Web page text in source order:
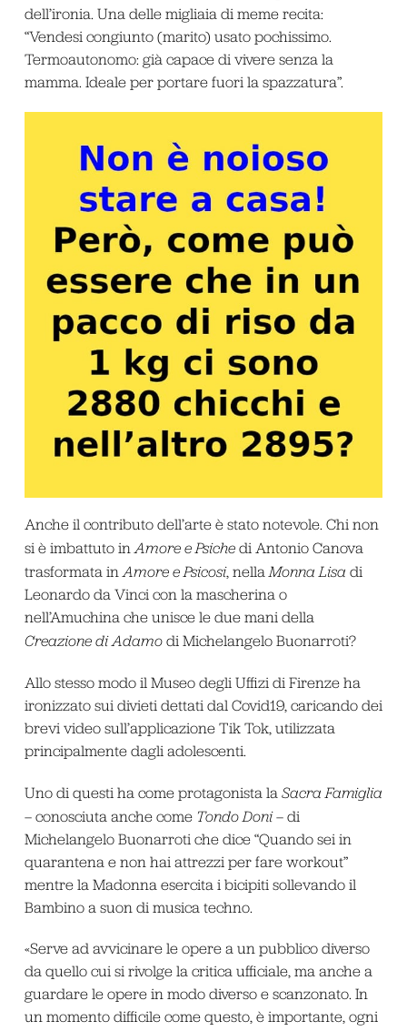
dell’ironia. Una delle migliaia di meme recita:
“Vendesi congiunto (marito) usato pochissimo.
Termoautonomo: già capace di vivere senza la
mamma. Ideale per portare fuori la spazzatura”.
Anche il contributo dell’arte è stato notevole. Chi non
si è imbattuto inAmore e Psichedi Antonio Canova
trasformata inAmore e Psicosi, nellaMonna Lisa di
Leonardo da Vinci con la mascherina o
nell’Amuchina che unisce le due mani della
Creazione di Adamodi Michelangelo Buonarroti?
Allo stesso modo il Museo degli Uffizi di Firenze ha
ironizzato sui divieti dettati dal Covid19, caricando dei
brevi video sull’applicazione Tik Tok, utilizzata
principalmente dagli adolescenti.
Uno di questi ha come protagonista la Sacra Famiglia
– conosciuta anche come Tondo Doni– di
Michelangelo Buonarroti che dice “Quando sei in
quarantena e non hai attrezzi per fare workout”
mentre la Madonna esercita i bicipiti sollevando il
Bambino a suon di musica techno.
«Serve ad avvicinare le opere a un pubblico diverso
da quello cui si rivolge la critica ufficiale, ma anche a
guardare le opere in modo diverso e scanzonato. In
un momento difficile come questo, è importante, ogni